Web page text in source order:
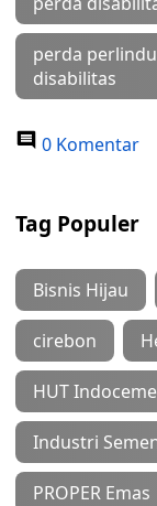
perda
disabilitas
0 Komentar
Tag Populer
Bisnis Hijau
cirebon
HUT
Industri
PROPER Emas